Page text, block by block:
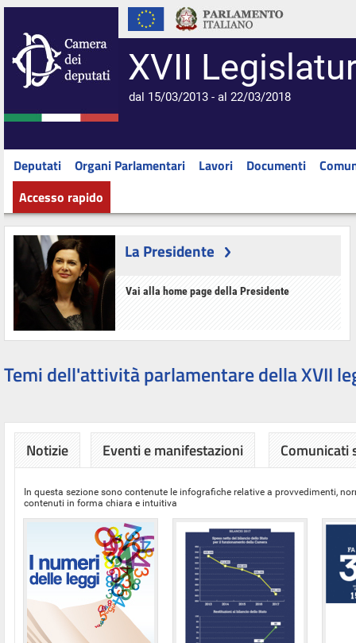
XVII
dal 15/03/2013 - al 22/03/2018
Deputati Organi Parlamentari Lavori Documenti
Accesso rapido
La Presidente
Vai alla home page della Presidente
Temi dell'attività parlamentare della XVII
Notizie Eventi e manifestazioni Comunicati
In questa sezione sono contenute le infografiche relative a provvedimenti,
contenuti in forma chiara e intuitiva